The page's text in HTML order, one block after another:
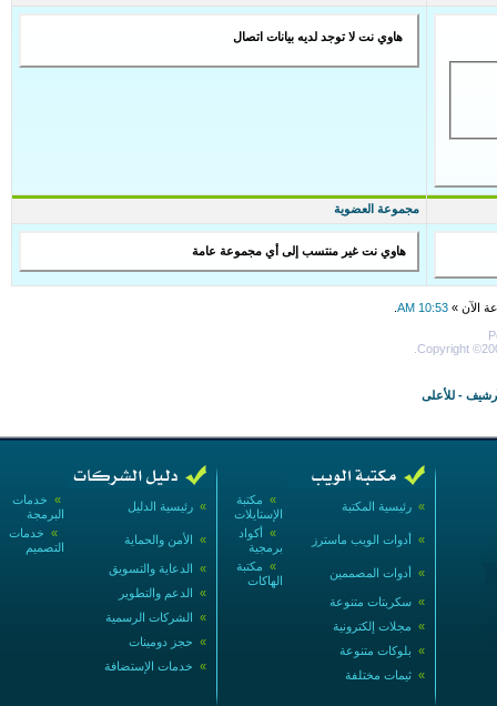
هاوي نت لا توجد لديه بيانات اتصال
مجموعة العضوية
هاوي نت غير منتسب إلى أي مجموعة عامة
الآن » 10:53 AM
Copyright
- للأعلى
» خدمات
البرمجة
» رئيسية الدليل
» خدمات
التصميم
» الأمن والحماية
» الدعاية والتسويق
» الدعم والتطوير
» الشركات الرسمية
» حجز دومينات
» خدمات الإستضافة
» مكتبة
الإستايلات
» رئيسية المكتبة
» أكواد
برمجية
» أدوات الويب ماسترز
» مكتبة
الهاكات
» أدوات المصممين
» سكربتات متنوعة
» مجلات إلكترونية
» بلوكات متنوعة
» ثيمات مختلفة